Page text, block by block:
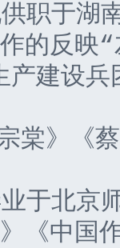
于湖南
的反映
建设兵
》《
北京师
《中国